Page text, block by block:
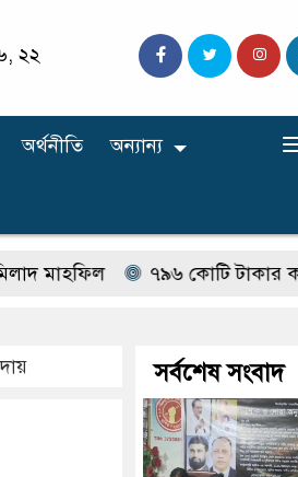
২২
অর্থনীতি অন্যান্য
৭৯৬ কোটি টাকার কর বিরোধে
সর্বশেষ সংবাদ